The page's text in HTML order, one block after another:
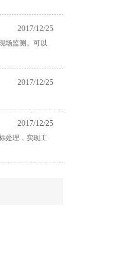
2017/12/25
场监测。可以
2017/12/25
2017/12/25
处理，实现工